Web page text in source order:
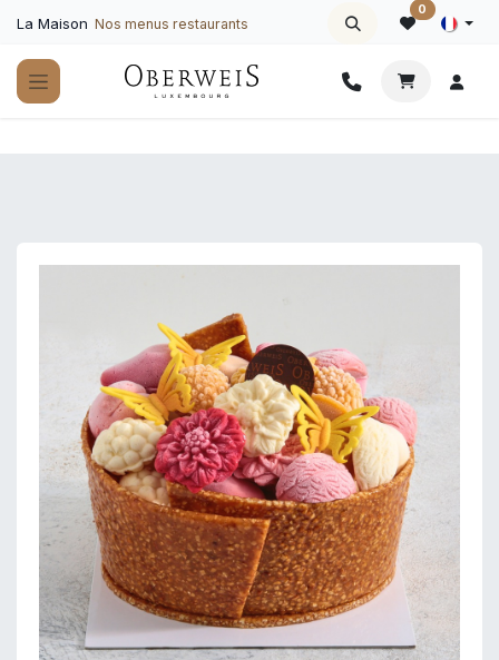
La Maison Nos menus restaurants
0